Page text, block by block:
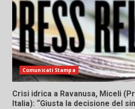
Comunicati Stampa
Crisi idrica a Ravanusa, Miceli
Italia): “Giusta la decisione del